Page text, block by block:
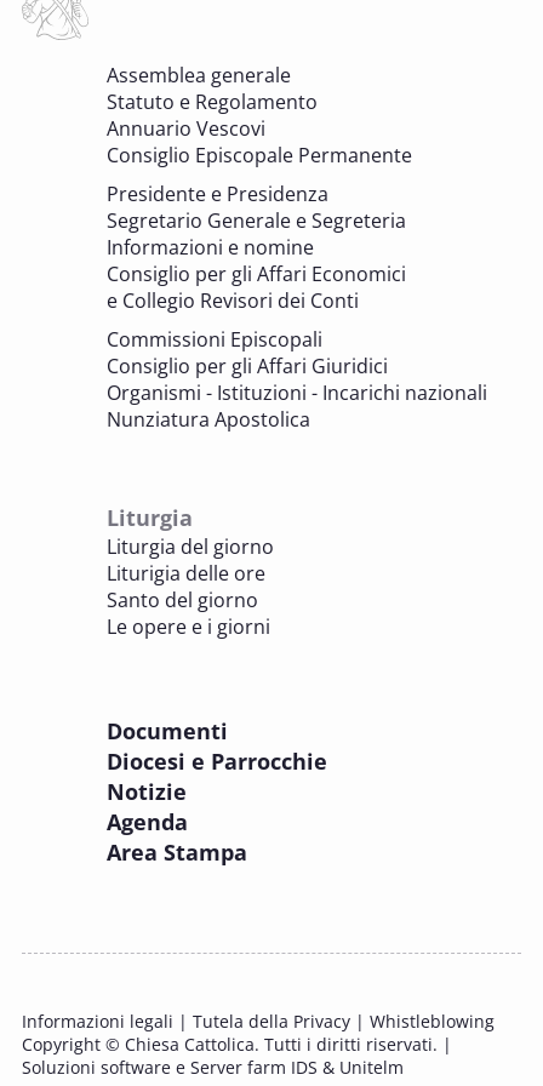
Giornate di studio Associazione
Archivistica Ecclesiastica - Luoghi di
memoria. Artefici di cultura. Archivi
valorizzazione del patrimonio
BENI CULTURALI E EDILIZIA DI CULTO
7 OTTOBRE 2025
Consulta nazionale Beni culturali e Edilizia
di culto
BENI CULTURALI E EDILIZIA DI CULTO
sezione Edilizia di culto
BENI CULTURALI E EDILIZIA DI CULTO
8 OTTOBRE 2025
Incontro online dei Direttori diocesani,
8 OTTOBRE 2025
Corso FC32.5 - Introduzione alla teologia
pastorale della salute
PASTORALE DELLA SALUTE
l'Honore
11 OTTOBRE 2025 - 12 OTTOBRE 2025
Tavolo di studio Custodia del Creato
Assemblea generale
Statuto e Regolamento
Annuario Vescovi
Consiglio Episcopale Permanente
Presidente e Presidenza
Segretario Generale e Segreteria
Informazioni e nomine
Consiglio per gli Affari Economici
e Collegio Revisori dei Conti
Commissioni Episcopali
Consiglio per gli Affari Giuridici
Organismi - Istituzioni - Incarichi nazionali
Nunziatura Apostolica
Liturgia
Liturgia del giorno
Liturigia delle ore
Santo del giorno
Le opere e i giorni
Documenti
Diocesi e Parrocchie
Notizie
Agenda
Area Stampa
Informazioni legali | Tutela della Privacy | Whistleblowing
Copyright © Chiesa Cattolica. Tutti i diritti riservati. |
Soluzioni software e Server farm IDS & Unitelm